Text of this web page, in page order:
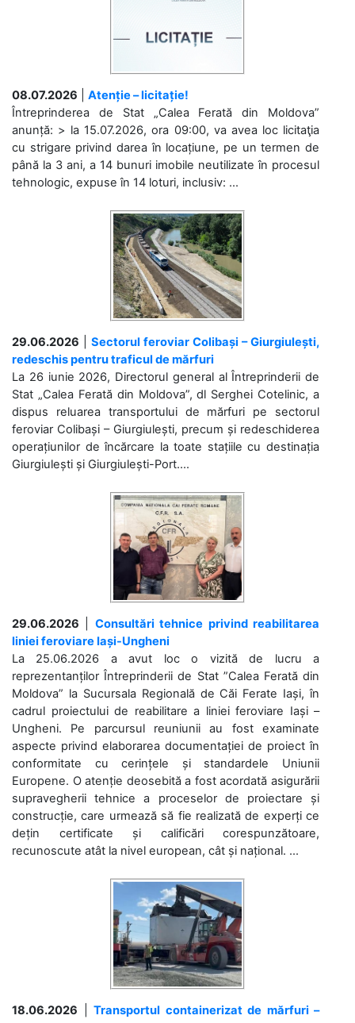
08.07.2026
Atenție – licitație!
Întreprinderea de Stat „Calea Ferată din Moldova”
anunță: > la 15.07.2026, ora 09:00, va avea loc licitaţia
cu strigare privind darea în locațiune, pe un termen de
până la 3 ani, a 14 bunuri imobile neutilizate în procesul
tehnologic, expuse în 14 loturi, inclusiv: ...
29.06.2026
Sectorul feroviar Colibași – Giurgiulești,
redeschis pentru traficul de mărfuri
La 26 iunie 2026, Directorul general al Întreprinderii de
Stat „Calea Ferată din Moldova”, dl Serghei Cotelinic, a
dispus reluarea transportului de mărfuri pe sectorul
feroviar Colibași – Giurgiulești, precum și redeschiderea
operațiunilor de încărcare la toate stațiile cu destinația
Giurgiulești și Giurgiulești-Port....
29.06.2026
Consultări tehnice privind reabilitarea
liniei feroviare Iași-Ungheni
La 25.06.2026 a avut loc o vizită de lucru a
reprezentanților Întreprinderii de Stat ”Calea Ferată din
Moldova” la Sucursala Regională de Căi Ferate Iași, în
cadrul proiectului de reabilitare a liniei feroviare Iași –
Ungheni. Pe parcursul reuniunii au fost examinate
aspecte privind elaborarea documentației de proiect în
conformitate cu cerințele și standardele Uniunii
Europene. O atenție deosebită a fost acordată asigurării
supravegherii tehnice a proceselor de proiectare și
construcție, care urmează să fie realizată de experți ce
dețin certificate și calificări corespunzătoare,
recunoscute atât la nivel european, cât și național. ...
18.06.2026
Transportul containerizat de mărfuri –